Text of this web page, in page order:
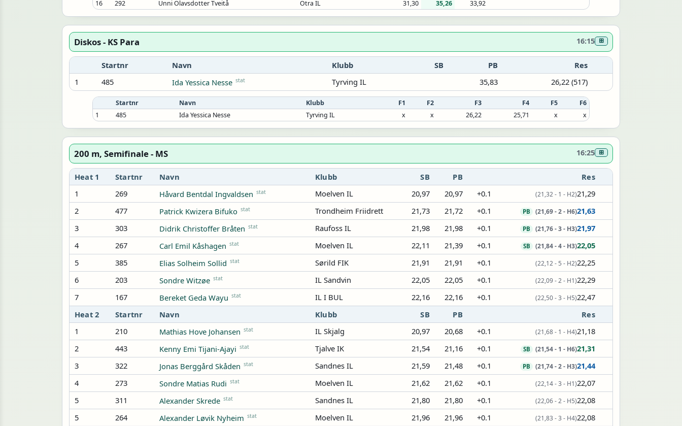
16
292 Unni Olavsdotter Tveitå Otra IL 31,30 35,26 33,92
Diskos - KS Para 16:15 ⊞
Startnr Navn Klubb SB PB
Res
1
485 Ida Yessica Nesse stat Tyrving IL 35,83 26,22 (517)
Startnr Navn Klubb F1 F2 F3 F4 F5
F6
1
485 Ida Yessica Nesse Tyrving IL x x 26,22 25,71 x x
200 m, Semifinale - MS 16:25 ⊞
Heat 1 Startnr Navn Klubb SB PB
Res
1
269 Håvard Bentdal Ingvaldsen stat Moelven IL 20,97 20,97 +0.1 21,29
(21,32 - 1 - H2)
2 477 Patrick Kwizera Bifuko stat Trondheim Friidrett 21,73 21,72 +0.1 21,63
(21,69 - 2 - H6)
PB
3 303 Didrik Christoffer Bråten stat Raufoss IL 21,98 21,98 +0.1 21,97
(21,76 - 3 - H3)
PB
4 267 Carl Emil Kåshagen stat Moelven IL 22,11 21,39 +0.1 22,05
(21,84 - 4 - H3)
SB
5 385 Elias Solheim Sollid stat Sørild FIK 21,91 21,91 +0.1 22,25
(22,12 - 5 - H2)
6 203 Sondre Witzøe stat IL Sandvin 22,05 22,05 +0.1 22,29
(22,09 - 2 - H1)
7 167 Bereket Geda Wayu stat IL I BUL 22,16 22,16 +0.1 22,47
(22,50 - 3 - H5)
Heat 2 Startnr Navn Klubb SB PB
Res
1
210 Mathias Hove Johansen stat IL Skjalg 20,97 20,68 +0.1 21,18
(21,68 - 1 - H4)
2 443 Kenny Emi Tijani-Ajayi stat Tjalve IK 21,54 21,16 +0.1 21,31
(21,54 - 1 - H6)
SB
3 322 Jonas Berggård Skåden stat Sandnes IL 21,59 21,48 +0.1 21,44
(21,74 - 2 - H3)
PB
4 273 Sondre Matias Rudi stat Moelven IL 21,62 21,62 +0.1 22,07
(22,14 - 3 - H1)
5 311 Alexander Skrede stat Sandnes IL 21,80 21,80 +0.1 22,08
(22,06 - 2 - H5)
5 264 Alexander Løvik Nyheim stat Moelven IL 21,96 21,96 +0.1 22,08
(21,83 - 3 - H4)